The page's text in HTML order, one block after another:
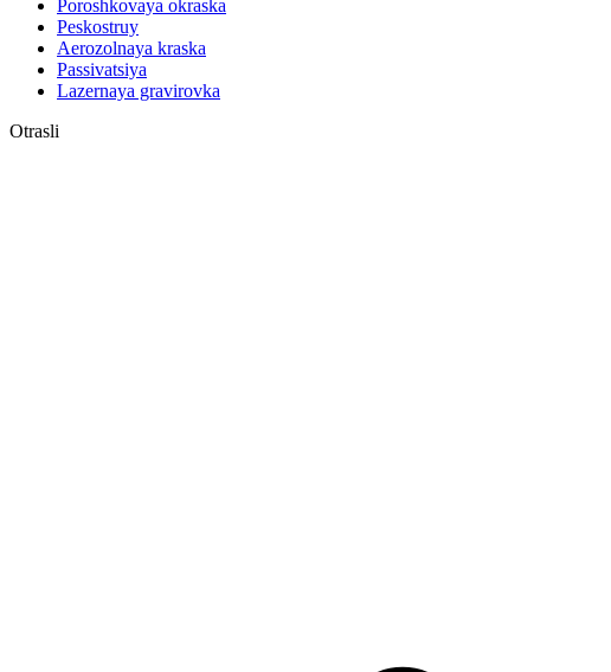
Poroshkovaya okraska
Peskostruy
Aerozolnaya kraska
Passivatsiya
Lazernaya gravirovka
Otrasli